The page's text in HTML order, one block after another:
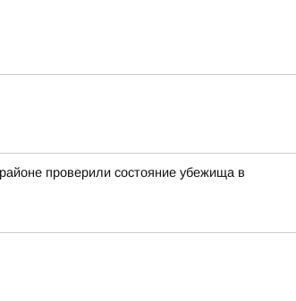
проверили состояние убежища в